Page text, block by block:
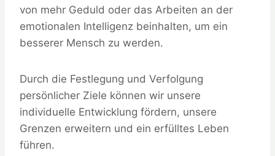
von mehr Geduld oder das Arbeiten an der
emotionalen Intelligenz beinhalten, um ein
besserer Mensch zu werden.
Durch die Festlegung und Verfolgung
persönlicher Ziele können wir unsere
individuelle Entwicklung fördern, unsere
Grenzen erweitern und ein erfülltes Leben
führen.